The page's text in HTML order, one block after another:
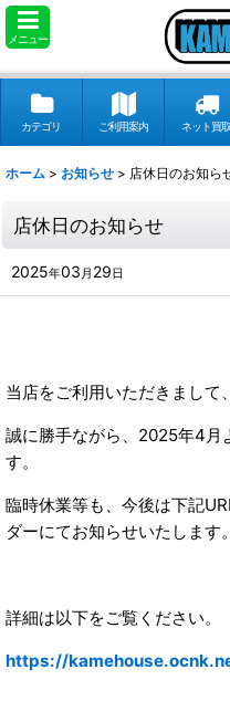
メニュー
カテゴリ ご利用案内 ネット買取
ホーム > お知らせ > 店休日のお知ら
店休日のお知らせ
2025年03 月 29 日
当店をご利用いただきまして
誠に勝手ながら、2025年4月
す。
臨時休業等も、今後は下記
ダーにてお知らせいたします。
詳細は以下をご覧ください。
https://